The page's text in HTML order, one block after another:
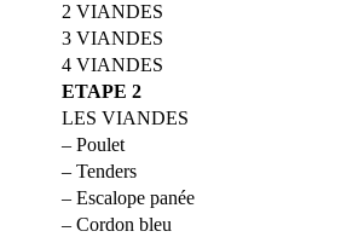
2 VIANDES
3 VIANDES
4 VIANDES
ETAPE 2
LES VIANDES
– Poulet
– Tenders
– Escalope panée
– Cordon bleu